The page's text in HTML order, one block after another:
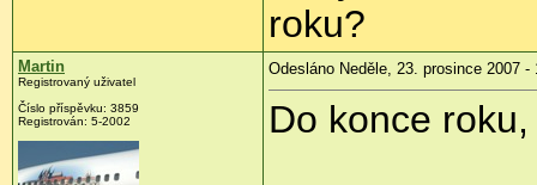
roku?
Martin
Registrovaný uživatel
Číslo příspěvku: 3859
Registrován: 5-2002
Odesláno Neděle, 23. prosince 2007 -
Do konce